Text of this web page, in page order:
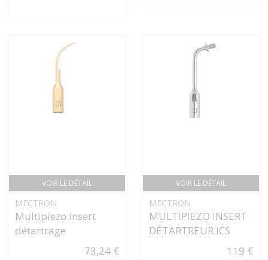
VOIR LE DÉTAIL
MECTRON
Multipiezo insert
détartrage
73,24 €
VOIR LE DÉTAIL
MECTRON
MULTIPIEZO INSERT
DÉTARTREUR ICS
119 €